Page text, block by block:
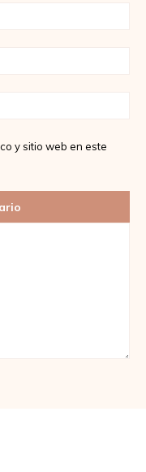
y sitio web en este